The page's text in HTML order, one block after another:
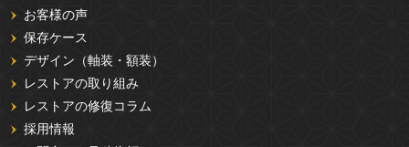
お客様の声
保存ケース
デザイン（軸装・額装）
レストアの取り組み
レストアの修復コラム
採用情報